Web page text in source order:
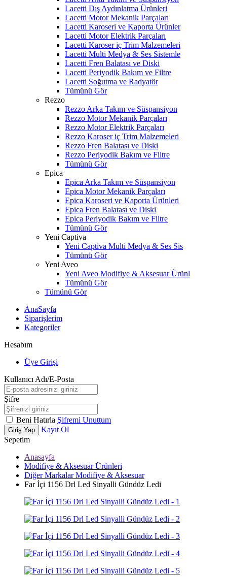
Lacetti Dış Aydınlatma Ürünleri
Lacetti Motor Mekanik Parçaları
Lacetti Karoseri ve Kaporta Ürünler
Lacetti Motor Elektrik Parçaları
Lacetti Karoser iç Trim Malzemeleri
Lacetti Multi Medya & Ses Sistemle
Lacetti Fren Balatası ve Diski
Lacetti Periyodik Bakım ve Filtre
Lacetti Soğutma ve Radyatör
Tümünü Gör
Rezzo
Rezzo Arka Takım ve Süspansiyon
Rezzo Motor Mekanik Parçaları
Rezzo Motor Elektrik Parçaları
Rezzo Karoser iç Trim Malzemeleri
Rezzo Fren Balatası ve Diski
Rezzo Periyodik Bakım ve Filtre
Tümünü Gör
Epica
Epica Arka Takım ve Süspansiyon
Epica Motor Mekanik Parçaları
Epica Karoseri ve Kaporta Ürünleri
Epica Fren Balatası ve Diski
Epica Periyodik Bakım ve Filtre
Tümünü Gör
Yeni Captiva
Yeni Captiva Multi Medya & Ses Sis
Tümünü Gör
Yeni Aveo
Yeni Aveo Modifiye & Aksesuar Ürünl
Tümünü Gör
Tümünü Gör
AnaSayfa
Siparişlerim
Kategoriler
Hesabım
Üye Girişi
Kullanıcı Adı/E-Posta
Şifre
Beni Hatırla Şifremi Unuttum
Giriş Yap
Kayıt Ol
Sepetim
Anasayfa
Modifiye & Aksesuar Ürünleri
Diğer Markalar Modifiye & Aksesuar
Far İçi 1156 Drl Led Sinyalli Gündüz Ledi